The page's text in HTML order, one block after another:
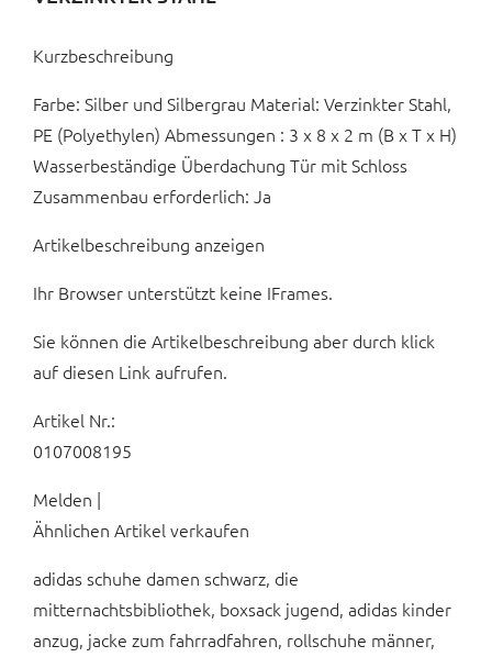
Kurzbeschreibung
Farbe: Silber und Silbergrau Material: Verzinkter Stahl,
PE (Polyethylen) Abmessungen : 3 x 8 x 2 m (B x T x H)
Wasserbeständige Überdachung Tür mit Schloss
Zusammenbau erforderlich: Ja
Artikelbeschreibung anzeigen
Ihr Browser unterstützt keine IFrames.
Sie können die Artikelbeschreibung aber durch klick
auf diesen Link aufrufen.
Artikel Nr.:
0107008195
Melden |
Ähnlichen Artikel verkaufen
adidas schuhe damen schwarz, die
mitternachtsbibliothek, boxsack jugend, adidas kinder
anzug, jacke zum fahrradfahren, rollschuhe männer,